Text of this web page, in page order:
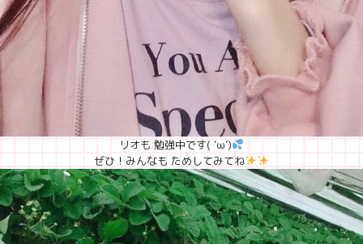
リオも 勉強中です( ‘ω’)
ぜひ！みんなも ためしてみてね